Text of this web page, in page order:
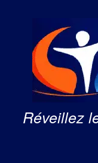
Réveillez